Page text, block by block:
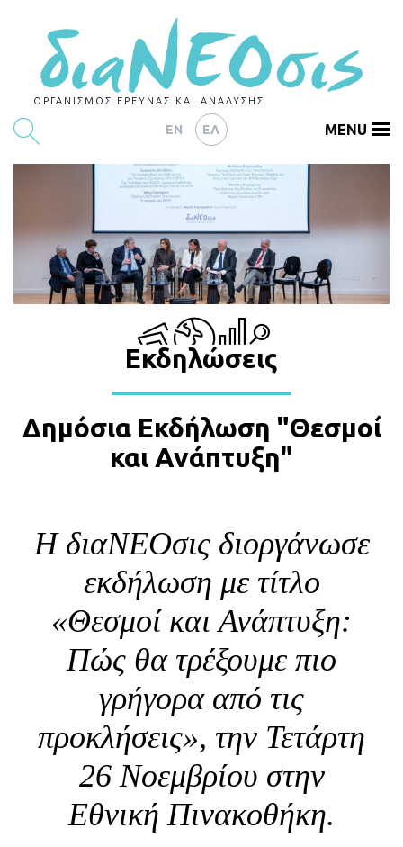
ΟΡΓΑΝΙΣΜΟΣ ΕΡΕΥΝΑΣ ΚΑΙ ΑΝΑΛΥΣΗΣ
EN ΕΛ
ΕΡΕΥΝΕΣ
ΑΡΘΡΟΓΡΑΦΙΑ
ΕΚΔΗΛΩΣΕΙΣ
DATA
ΔΕΙΚΤΕΣ
CHARTS
PODCASTS
BLOG
ABOUT
MENU
Εκδηλώσεις
Δημόσια Εκδήλωση "Θεσμοί
και Ανάπτυξη"
Η διαΝΕΟσις διοργάνωσε
εκδήλωση με τίτλο
«Θεσμοί και Ανάπτυξη:
Πώς θα τρέξουμε πιο
γρήγορα από τις
προκλήσεις», την Τετάρτη
26 Νοεμβρίου στην
Εθνική Πινακοθήκη.